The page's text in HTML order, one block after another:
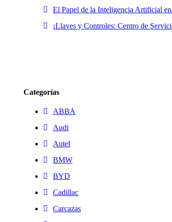
El Papel de la Inteligencia Artificial
¡Llaves y Controles: Centro de
Categorías
ABBA
Audi
Autel
BMW
BYD
Cadillac
Carcazas